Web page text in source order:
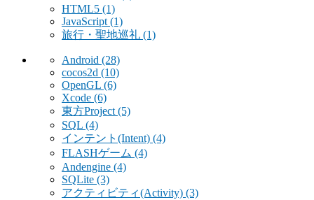
HTML5 (1)
JavaScript (1)
旅行・聖地巡礼 (1)
Android (28)
cocos2d (10)
OpenGL (6)
Xcode (6)
東方Project (5)
SQL (4)
インテント(Intent) (4)
FLASHゲーム (4)
Andengine (4)
SQLite (3)
アクティビティ(Activity) (3)